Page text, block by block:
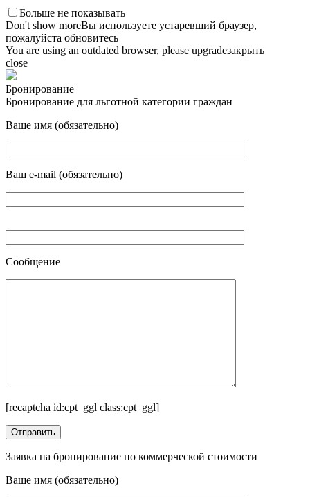
Больше не показывать
Don't show moreВы используете устаревший браузер,
пожалуйста обновитесь
You are using an outdated browser, please upgradeзакрыть
close
Бронирование
Бронирование для льготной категории граждан
Ваше имя (обязательно)
Ваш e-mail (обязательно)
Сообщение
[recaptcha id:cpt_ggl class:cpt_ggl]
Заявка на бронирование по коммерческой стоимости
Ваше имя (обязательно)